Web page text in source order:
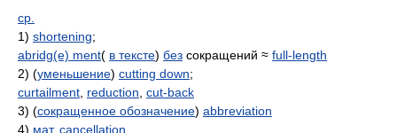
ср.
1) shortening;
abridg(e) ment( в тексте) без сокращений ≈ full-length
2) (уменьшение) cutting down;
curtailment reduction cut-back
3) (сокращенное обозначение) abbreviation
4) мат. cancellation